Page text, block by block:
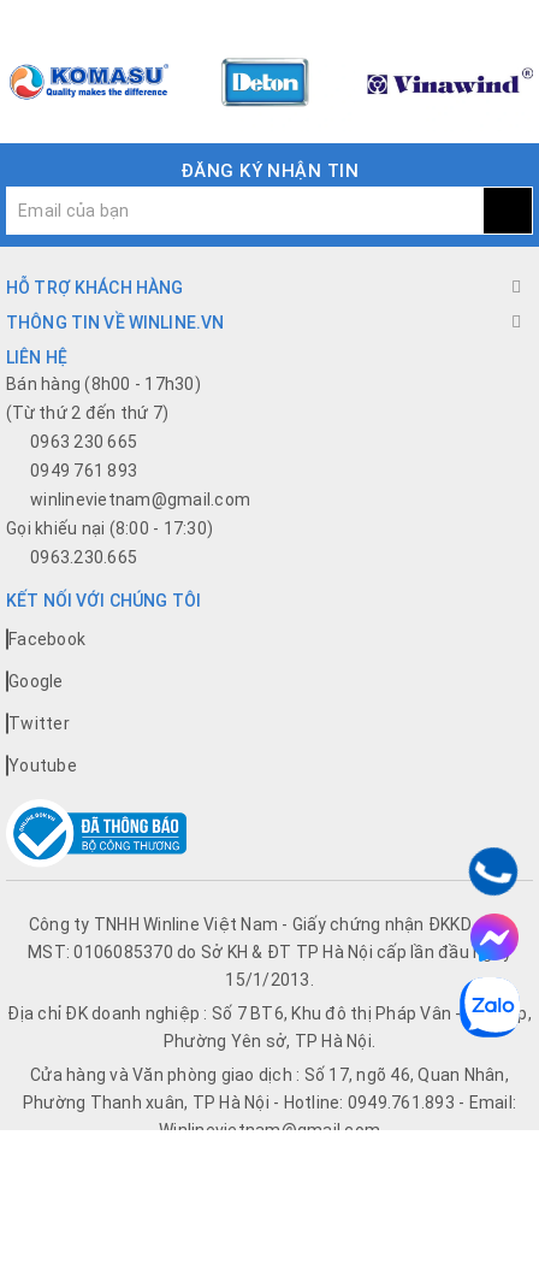
ĐĂNG KÝ NHẬN TIN
HỖ TRỢ KHÁCH HÀNG
THÔNG TIN VỀ WINLINE.VN
LIÊN HỆ
Bán hàng (8h00 - 17h30)
(Từ thứ 2 đến thứ 7)
0963 230 665
0949 761 893
winlinevietnam@gmail.com
Gọi khiếu nại (8:00 - 17:30)
0963.230.665
KẾT NỐI VỚI CHÚNG TÔI
Facebook
Google
Twitter
Youtube
Công ty TNHH Winline Việt Nam - Giấy chứng nhận ĐKKD số &
MST: 0106085370 do Sở KH & ĐT TP Hà Nội cấp lần đầu ngày
15/1/2013.
Địa chỉ ĐK doanh nghiệp : Số 7 BT6, Khu đô thị Pháp Vân - Tứ Hiệp,
Phường Yên sở, TP Hà Nội.
Cửa hàng và Văn phòng giao dịch : Số 17, ngõ 46, Quan Nhân,
Phường Thanh xuân, TP Hà Nội - Hotline: 0949.761.893 - Email:
Winlinevietnam@gmail.com